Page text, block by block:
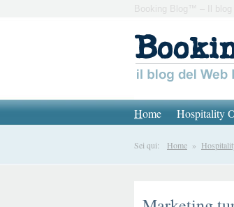
Booking Blog™ – Il blog
Home Hospitality
Sei qui: Home »